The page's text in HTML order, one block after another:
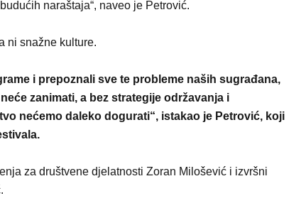
naraštaja“, naveo je Petrović.
ni snažne kulture.
i prepoznali sve te probleme naših sugrađana,
zanimati, a bez strategije održavanja i
nećemo daleko dogurati“, istakao je Petrović, koji
za društvene djelatnosti Zoran Milošević i izvršni